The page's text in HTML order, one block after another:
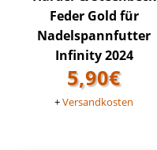
Feder Gold für
Nadelspannfutter
Infinity 2024
5,90€
+Versandkosten